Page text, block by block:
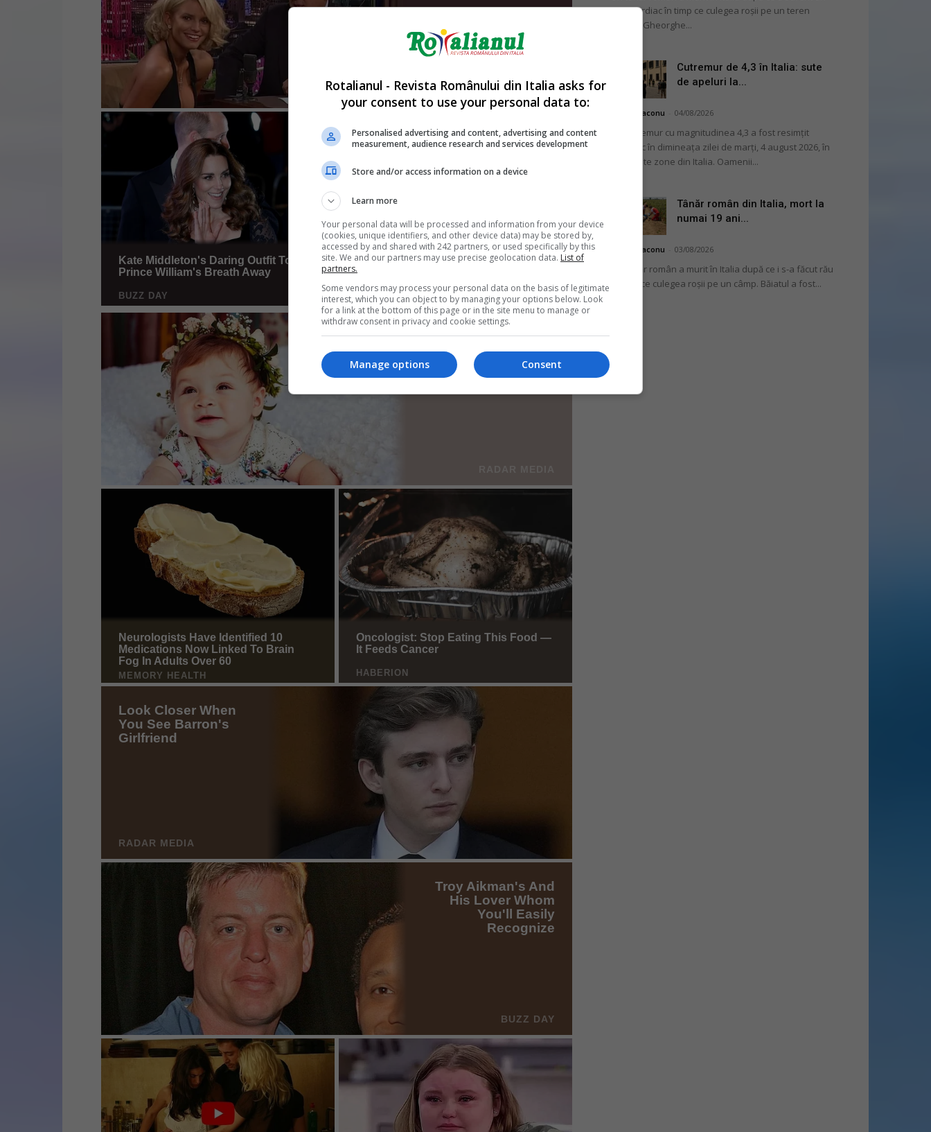
stop cardiac în timp ce culegea roșii pe un teren
agricol. Gheorghe...
Cutremur de 4,3 în Italia: sute
de apeluri la...
Mihai Diaconu 04/08/2026
Un cutremur cu magnitudinea 4,3 a fost resimțit
puternic în dimineața zilei de marți, 4 august 2026, în
mai multe zone din Italia. Oamenii...
Tânăr român din Italia, mort la
numai 19 ani...
Mihai Diaconu 03/08/2026
Un tânăr român a murit în Italia după ce i s-a făcut rău
în timp ce culegea roșii pe un câmp. Băiatul a fost...
Rotalianul - Revista Românului din Italia asks for
your consent to use your personal data to:
Personalised advertising and content, advertising and content
measurement, audience research and services development
Store and/or access information on a device
Learn more
Your personal data will be processed and information from your device
(cookies, unique identifiers, and other device data) may be stored by,
accessed by and shared with 242 partners, or used specifically by this
site. We and our partners may use precise geolocation data. List of
partners.
Some vendors may process your personal data on the basis of legitimate
interest, which you can object to by managing your options below. Look
for a link at the bottom of this page or in the site menu to manage or
withdraw consent in privacy and cookie settings.
Consent
Manage options